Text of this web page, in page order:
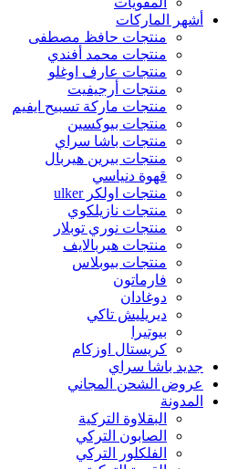
أشهر الماركات
منتجات حافظ مصطفى
منتجات محمد أفندي
منتجات عارف اوغلو
منتجات أرجيفيت
منتجات ماركة تسبيح ايفيم
منتجات بيوكسين
منتجات باشا سراي
منتجات بيرين هيربال
قهوة دنياسي
منتجات اولكر ulker
منتجات نازيلكوي
منتجات نوري توبلار
منتجات هيربالايف
منتجات بيوبلاس
فارماتون
دوغادان
ديريليش تاكي
بيوتيرا
كريستال اوزكام
جديد باشا سراي
عروض الشحن المجاني
المدونة
البقلاوة التركية
الصابون التركي
الفلكلور التركي